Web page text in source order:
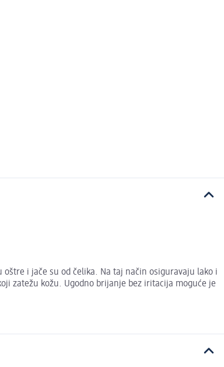
i jače su od čelika. Na taj način osiguravaju lako i
zatežu kožu. Ugodno brijanje bez iritacija moguće je